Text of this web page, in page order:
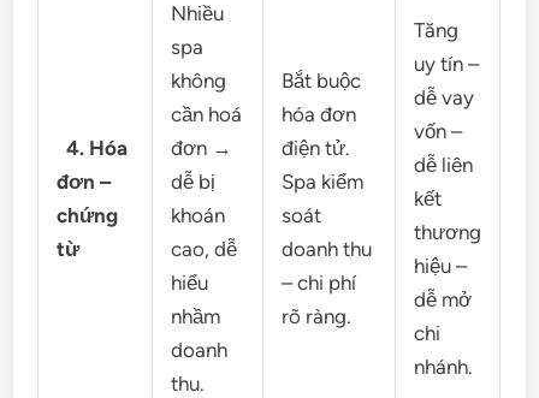
4. Hóa
đơn –
chứng
từ
Nhiều
spa
không
cần hoá
đơn →
dễ bị
khoán
cao, dễ
hiểu
nhầm
doanh
thu.
Bắt buộc
hóa đơn
điện tử.
Spa kiểm
soát
doanh thu
– chi phí
rõ ràng.
Tăng
uy tín –
dễ vay
vốn –
dễ liên
kết
thương
hiệu –
dễ mở
chi
nhánh.